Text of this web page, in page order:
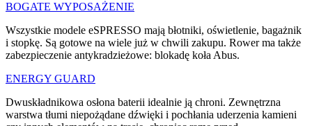
BOGATE WYPOSAŻENIE
Wszystkie modele eSPRESSO mają błotniki, oświetlenie, bagażnik
i stopkę. Są gotowe na wiele już w chwili zakupu. Rower ma także
zabezpieczenie antykradzieżowe: blokadę koła Abus.
ENERGY GUARD
Dwuskładnikowa osłona baterii idealnie ją chroni. Zewnętrzna
warstwa tłumi niepożądane dźwięki i pochłania uderzenia kamieni